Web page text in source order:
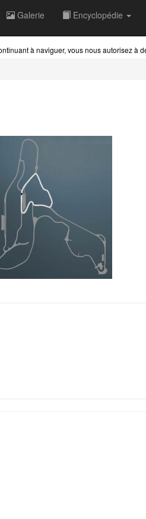
à naviguer, vous nous autorisez à
Galerie Encyclopédie